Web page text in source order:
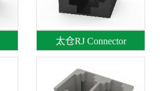
太仓RJ Connector